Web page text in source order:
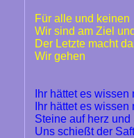
Für alle und keinen
Wir sind am Ziel
Der Letzte macht
Wir gehen
Ihr hättet es wissen
Ihr hättet es wissen
Steine auf herz und
Uns schießt der